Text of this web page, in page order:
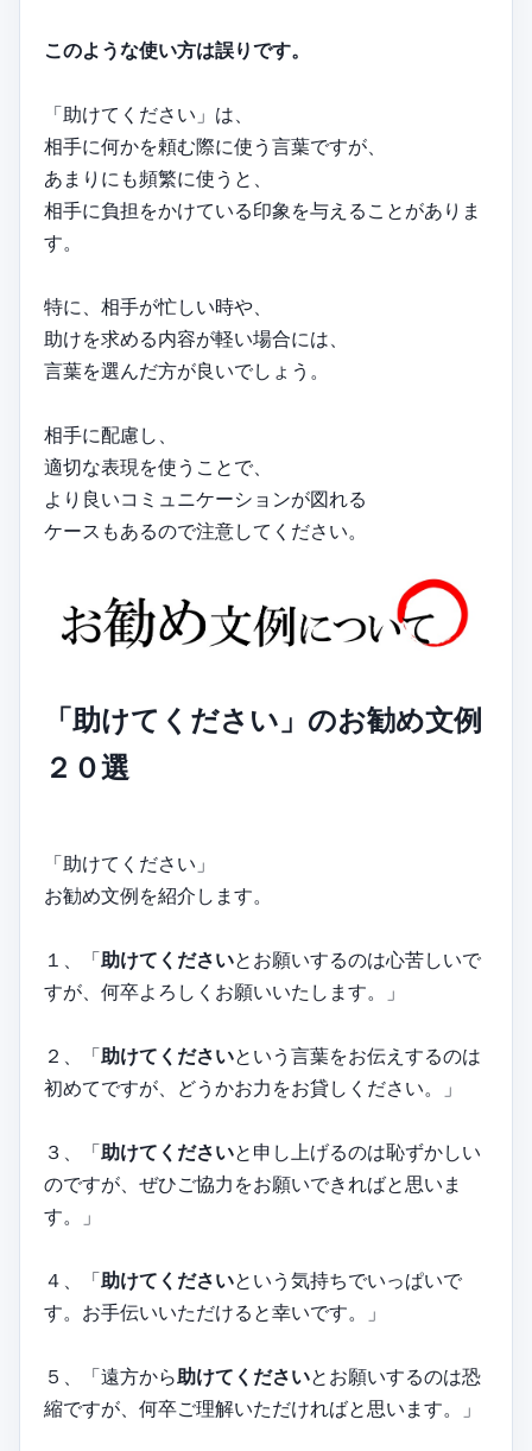
このような使い方は誤りです。
「助けてください」は、
相手に何かを頼む際に使う言葉ですが、
あまりにも頻繁に使うと、
相手に負担をかけている印象を与えることがありま
す。
特に、相手が忙しい時や、
助けを求める内容が軽い場合には、
言葉を選んだ方が良いでしょう。
相手に配慮し、
適切な表現を使うことで、
より良いコミュニケーションが図れる
ケースもあるので注意してください。
「助けてください」のお勧め文例
２０選
「助けてください」
お勧め文例を紹介します。
１、「助けてくださいとお願いするのは心苦しいで
すが、何卒よろしくお願いいたします。」
２、「助けてくださいという言葉をお伝えするのは
初めてですが、どうかお力をお貸しください。」
３、「助けてくださいと申し上げるのは恥ずかしい
のですが、ぜひご協力をお願いできればと思いま
す。」
４、「助けてくださいという気持ちでいっぱいで
す。お手伝いいただけると幸いです。」
５、「遠方から助けてくださいとお願いするのは恐
縮ですが、何卒ご理解いただければと思います。」